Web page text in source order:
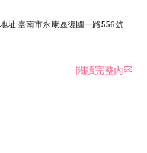
址:臺南市永康區復國一路556號
閱讀完整內容